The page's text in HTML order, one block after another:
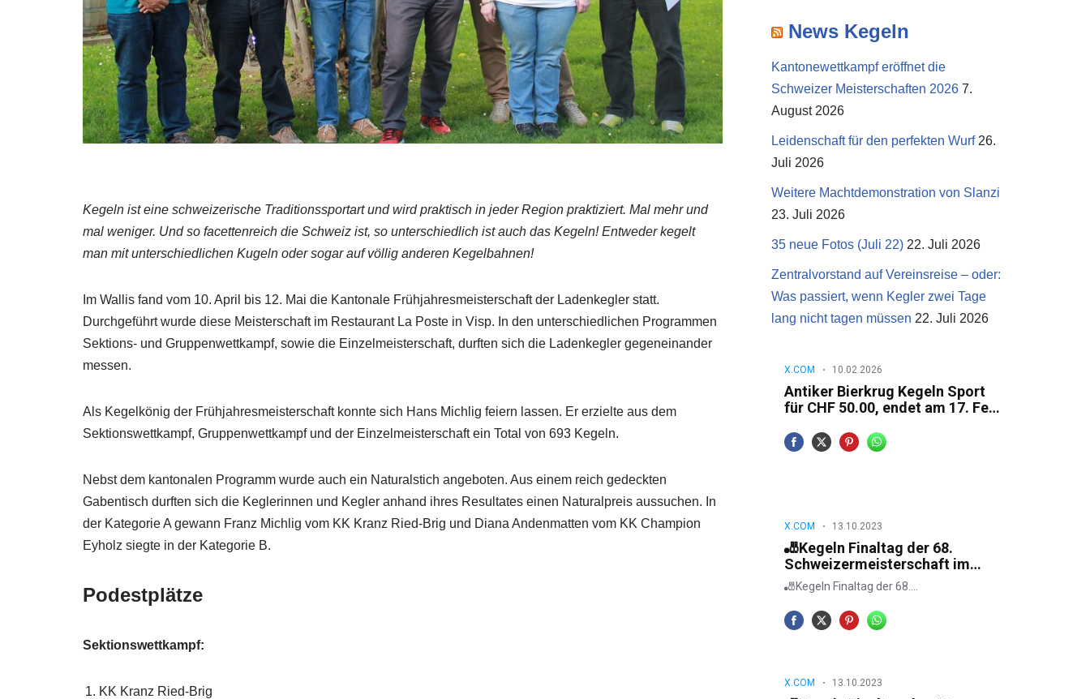
Kegeln ist eine schweizerische Traditionssportart und wird praktisch in jeder Region praktiziert. Mal mehr und
mal weniger. Und so facettenreich die Schweiz ist, so unterschiedlich ist auch das Kegeln! Entweder kegelt
man mit unterschiedlichen Kugeln oder sogar auf völlig anderen Kegelbahnen!
Im Wallis fand vom 10. April bis 12. Mai die Kantonale Frühjahresmeisterschaft der Ladenkegler statt.
Durchgeführt wurde diese Meisterschaft im Restaurant La Poste in Visp. In den unterschiedlichen Programmen
Sektions- und Gruppenwettkampf, sowie die Einzelmeisterschaft, durften sich die Ladenkegler gegeneinander
messen.
Als Kegelkönig der Frühjahresmeisterschaft konnte sich Hans Michlig feiern lassen. Er erzielte aus dem
Sektionswettkampf, Gruppenwettkampf und der Einzelmeisterschaft ein Total von 693 Kegeln.
Nebst dem kantonalen Programm wurde auch ein Naturalstich angeboten. Aus einem reich gedeckten
Gabentisch durften sich die Keglerinnen und Kegler anhand ihres Resultates einen Naturalpreis aussuchen. In
der Kategorie A gewann Franz Michlig vom KK Kranz Ried-Brig und Diana Andenmatten vom KK Champion
Eyholz siegte in der Kategorie B.
Podestplätze
Sektionswettkampf:
KK Kranz Ried-Brig
News Kegeln
Kantonewettkampf eröffnet die
Schweizer Meisterschaften 2026 7.
August 2026
Leidenschaft für den perfekten Wurf 26.
Juli 2026
Weitere Machtdemonstration von Slanzi
23. Juli 2026
35 neue Fotos (Juli 22) 22. Juli 2026
Zentralvorstand auf Vereinsreise – oder:
Was passiert, wenn Kegler zwei Tage
lang nicht tagen müssen 22. Juli 2026